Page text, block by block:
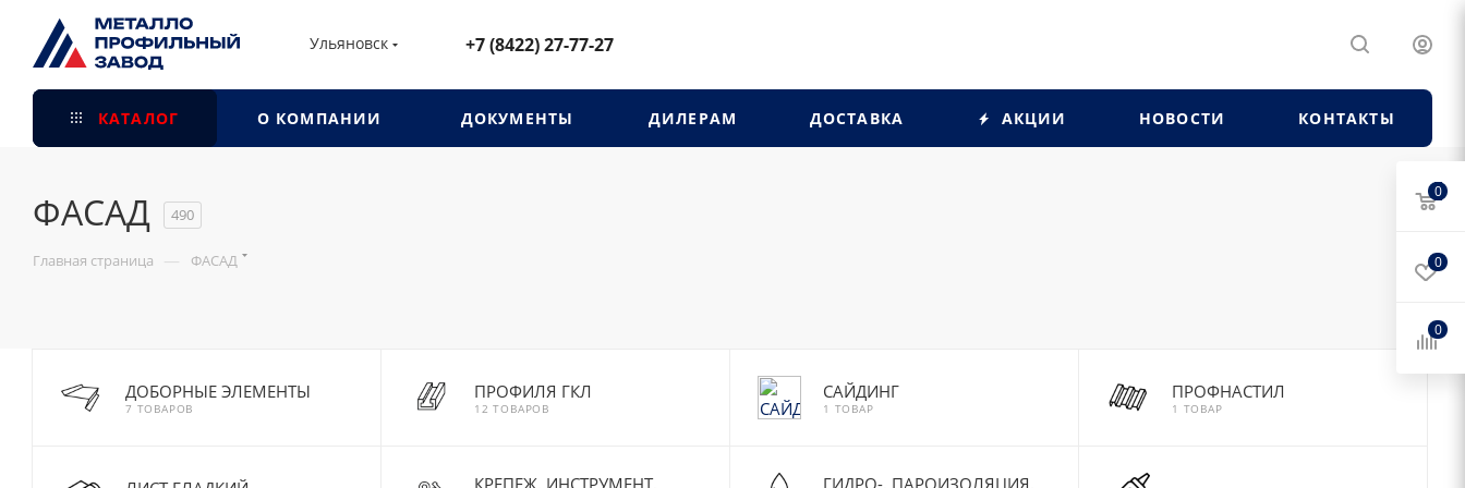
Ульяновск +7 (8422) 27-77-27
КАТАЛОГ О КОМПАНИИ ДОКУМЕНТЫ ДИЛЕРАМ ДОСТАВКА АКЦИИ НОВОСТИ КОНТАКТЫ
ФАСАД 490
Главная страница — ФАСАД
ДОБОРНЫЕ ЭЛЕМЕНТЫ
7 ТОВАРОВ
ПРОФИЛЯ ГКЛ
12 ТОВАРОВ
САЙДИНГ
1 ТОВАР
ПРОФНАСТИЛ
1 ТОВАР
КРЕПЕЖ, ИНСТРУМЕНТ,
ГИДРО-, ПАРОИЗОЛЯЦИЯ,
0
0
0